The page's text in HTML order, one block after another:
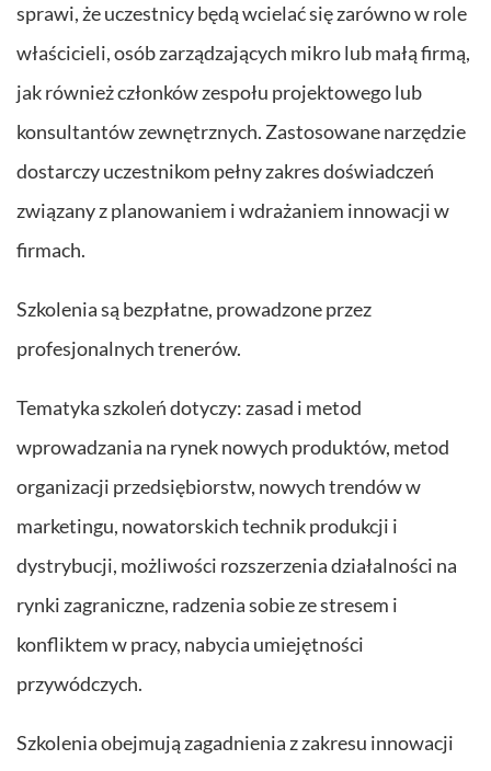
sprawi, że uczestnicy będą wcielać się zarówno w role
właścicieli, osób zarządzających mikro lub małą firmą,
jak również członków zespołu projektowego lub
konsultantów zewnętrznych. Zastosowane narzędzie
dostarczy uczestnikom pełny zakres doświadczeń
związany z planowaniem i wdrażaniem innowacji w
firmach.
Szkolenia są bezpłatne, prowadzone przez
profesjonalnych trenerów.
Tematyka szkoleń dotyczy: zasad i metod
wprowadzania na rynek nowych produktów, metod
organizacji przedsiębiorstw, nowych trendów w
marketingu, nowatorskich technik produkcji i
dystrybucji, możliwości rozszerzenia działalności na
rynki zagraniczne, radzenia sobie ze stresem i
konfliktem w pracy, nabycia umiejętności
przywódczych.
Szkolenia obejmują zagadnienia z zakresu innowacji